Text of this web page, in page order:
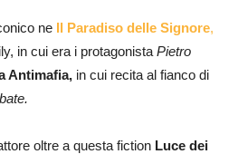
ne Il Paradiso delle Signore,
in cui era i protagonista Pietro
Antimafia, in cui recita al fianco di
oltre a questa fiction Luce dei